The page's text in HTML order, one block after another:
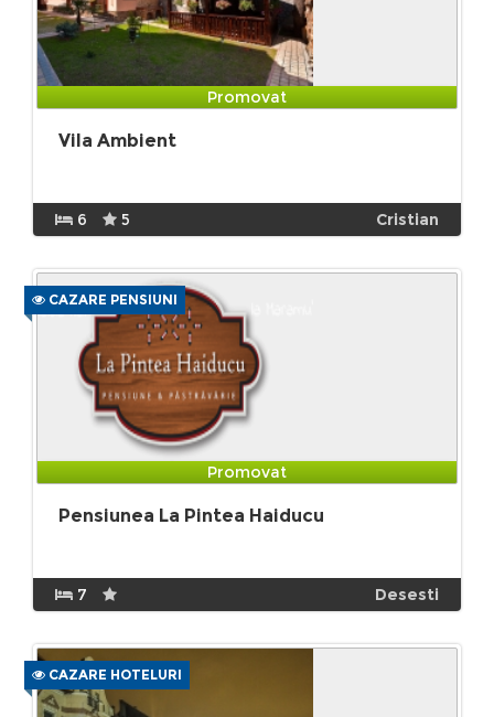
Promovat
Vila Ambient
6 5 Cristian
CAZARE PENSIUNI
Promovat
Pensiunea La Pintea Haiducu
7 Desesti
CAZARE HOTELURI